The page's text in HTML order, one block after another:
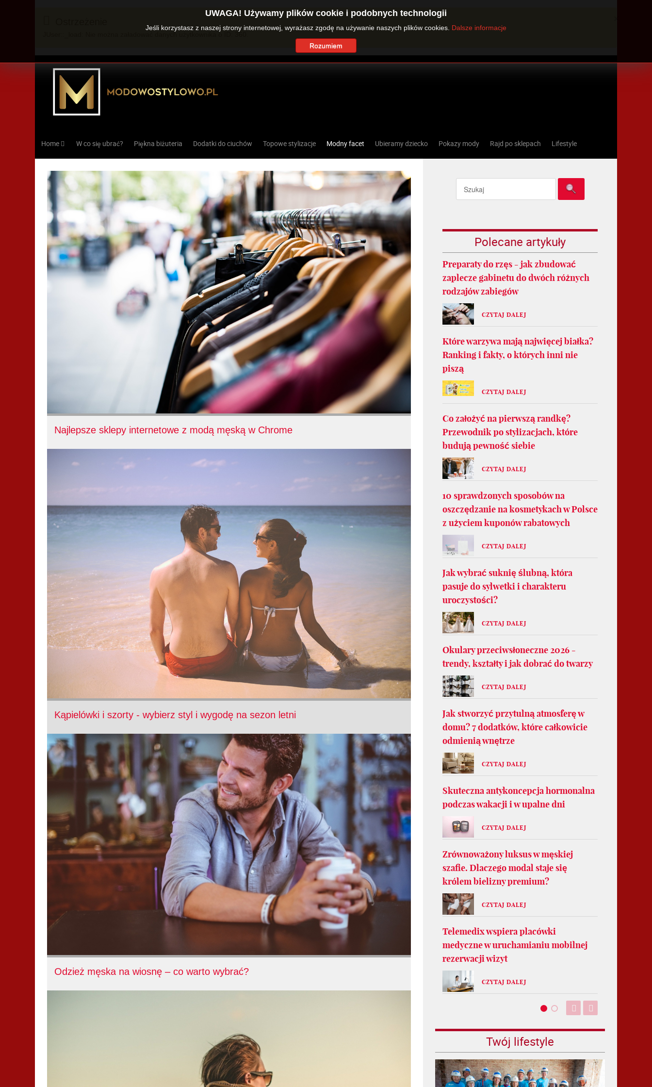
Home W co się ubrać? Piękna biżuteria Dodatki do ciuchów Topowe stylizacje Modny facet Ubieramy dziecko Pokazy mody Rajd po sklepach Lifestyle
Najlepsze sklepy internetowe z modą męską w Chrome
Kąpielówki i szorty - wybierz styl i wygodę na sezon letni
Odzież męska na wiosnę – co warto wybrać?
Polecane artykuły
Preparaty do rzęs - jak zbudować
zaplecze gabinetu do dwóch różnych
rodzajów zabiegów
CZYTAJ DALEJ
Które warzywa mają najwięcej białka?
Ranking i fakty, o których inni nie
piszą
CZYTAJ DALEJ
Co założyć na pierwszą randkę?
Przewodnik po stylizacjach, które
budują pewność siebie
CZYTAJ DALEJ
10 sprawdzonych sposobów na
oszczędzanie na kosmetykach w Polsce
z użyciem kuponów rabatowych
CZYTAJ DALEJ
Jak wybrać suknię ślubną, która
pasuje do sylwetki i charakteru
uroczystości?
CZYTAJ DALEJ
Okulary przeciwsłoneczne 2026 -
trendy, kształty i jak dobrać do twarzy
CZYTAJ DALEJ
Jak stworzyć przytulną atmosferę w
domu? 7 dodatków, które całkowicie
odmienią wnętrze
CZYTAJ DALEJ
Skuteczna antykoncepcja hormonalna
podczas wakacji i w upalne dni
CZYTAJ DALEJ
Zrównoważony luksus w męskiej
szafie. Dlaczego modal staje się
królem bielizny premium?
CZYTAJ DALEJ
Telemedix wspiera placówki
medyczne w uruchamianiu mobilnej
rezerwacji wizyt
CZYTAJ DALEJ
Twój lifestyle
UWAGA! Używamy plików cookie i podobnych technologii
Jeśli korzystasz z naszej strony internetowej, wyrażasz zgodę na używanie naszych plików cookies. Dalsze informacje
Rozumiem